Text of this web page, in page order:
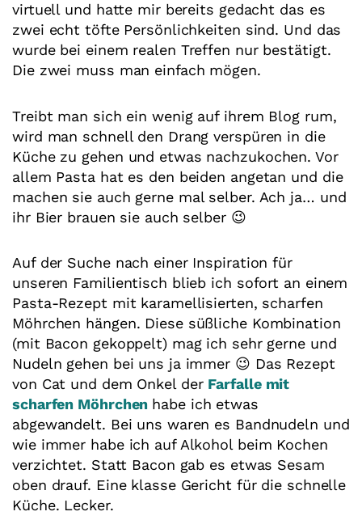
virtuell und hatte mir bereits gedacht das es
zwei echt töfte Persönlichkeiten sind. Und das
wurde bei einem realen Treffen nur bestätigt.
Die zwei muss man einfach mögen.
Treibt man sich ein wenig auf ihrem Blog rum,
wird man schnell den Drang verspüren in die
Küche zu gehen und etwas nachzukochen. Vor
allem Pasta hat es den beiden angetan und die
machen sie auch gerne mal selber. Ach ja… und
ihr Bier brauen sie auch selber 😉
Auf der Suche nach einer Inspiration für
unseren Familientisch blieb ich sofort an einem
Pasta-Rezept mit karamellisierten, scharfen
Möhrchen hängen. Diese süßliche Kombination
(mit Bacon gekoppelt) mag ich sehr gerne und
Nudeln gehen bei uns ja immer 😉 Das Rezept
von Cat und dem Onkel der Farfalle mit
scharfen Möhrchen habe ich etwas
abgewandelt. Bei uns waren es Bandnudeln und
wie immer habe ich auf Alkohol beim Kochen
verzichtet. Statt Bacon gab es etwas Sesam
oben drauf. Eine klasse Gericht für die schnelle
Küche. Lecker.